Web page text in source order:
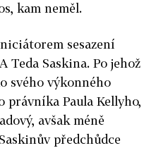
kam neměl.
sesazení
Teda Saskina. Po jehož
svého výkonného
právníka Paula Kellyho,
avšak méně
předchůdce